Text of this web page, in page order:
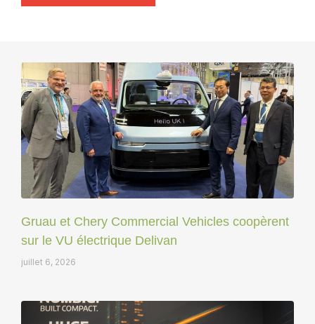
Gruau et Chery Commercial Vehicles coopèrent
sur le VU électrique Delivan
juillet 6, 2026